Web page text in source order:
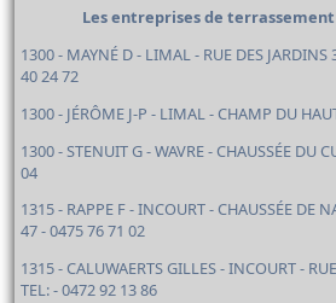
Les entreprises de terrassement
1300 - MAYNÉ D - LIMAL - RUE DES
40 24 72
1300 - JÉRÔME J-P - LIMAL - CHAMP DU
1300 - STENUIT G - WAVRE - CHAUSSÉE DU
04
1315 - RAPPE F - INCOURT - CHAUSSÉE DE
47 - 0475 76 71 02
1315 - CALUWAERTS GILLES - INCOURT -
TEL: - 0472 92 13 86